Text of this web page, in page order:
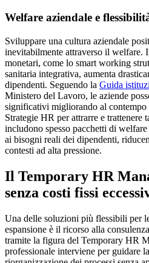
Welfare aziendale e
Sviluppare una cultura aziendale
inevitabilmente attraverso il welfare.
monetari, come lo smart working
sanitaria integrativa, aumenta
dipendenti. Seguendo la Guida
Ministero del Lavoro, le aziende
significativi migliorando al contempo
Strategie HR per attrarre e trattenere
includono spesso pacchetti di
ai bisogni reali dei dipendenti,
contesti ad alta pressione.
Il Temporary HR
senza costi fissi
Una delle soluzioni più flessibili per
espansione è il ricorso alla
tramite la figura del Temporary HR
professionale interviene per guidare